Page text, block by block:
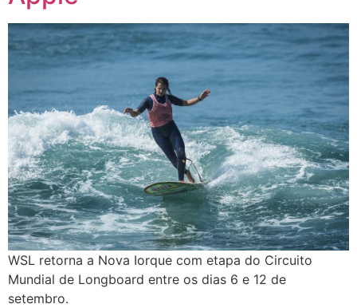
WSL retorna a Nova Iorque com etapa do Circuito
Mundial de Longboard entre os dias 6 e 12 de
setembro.